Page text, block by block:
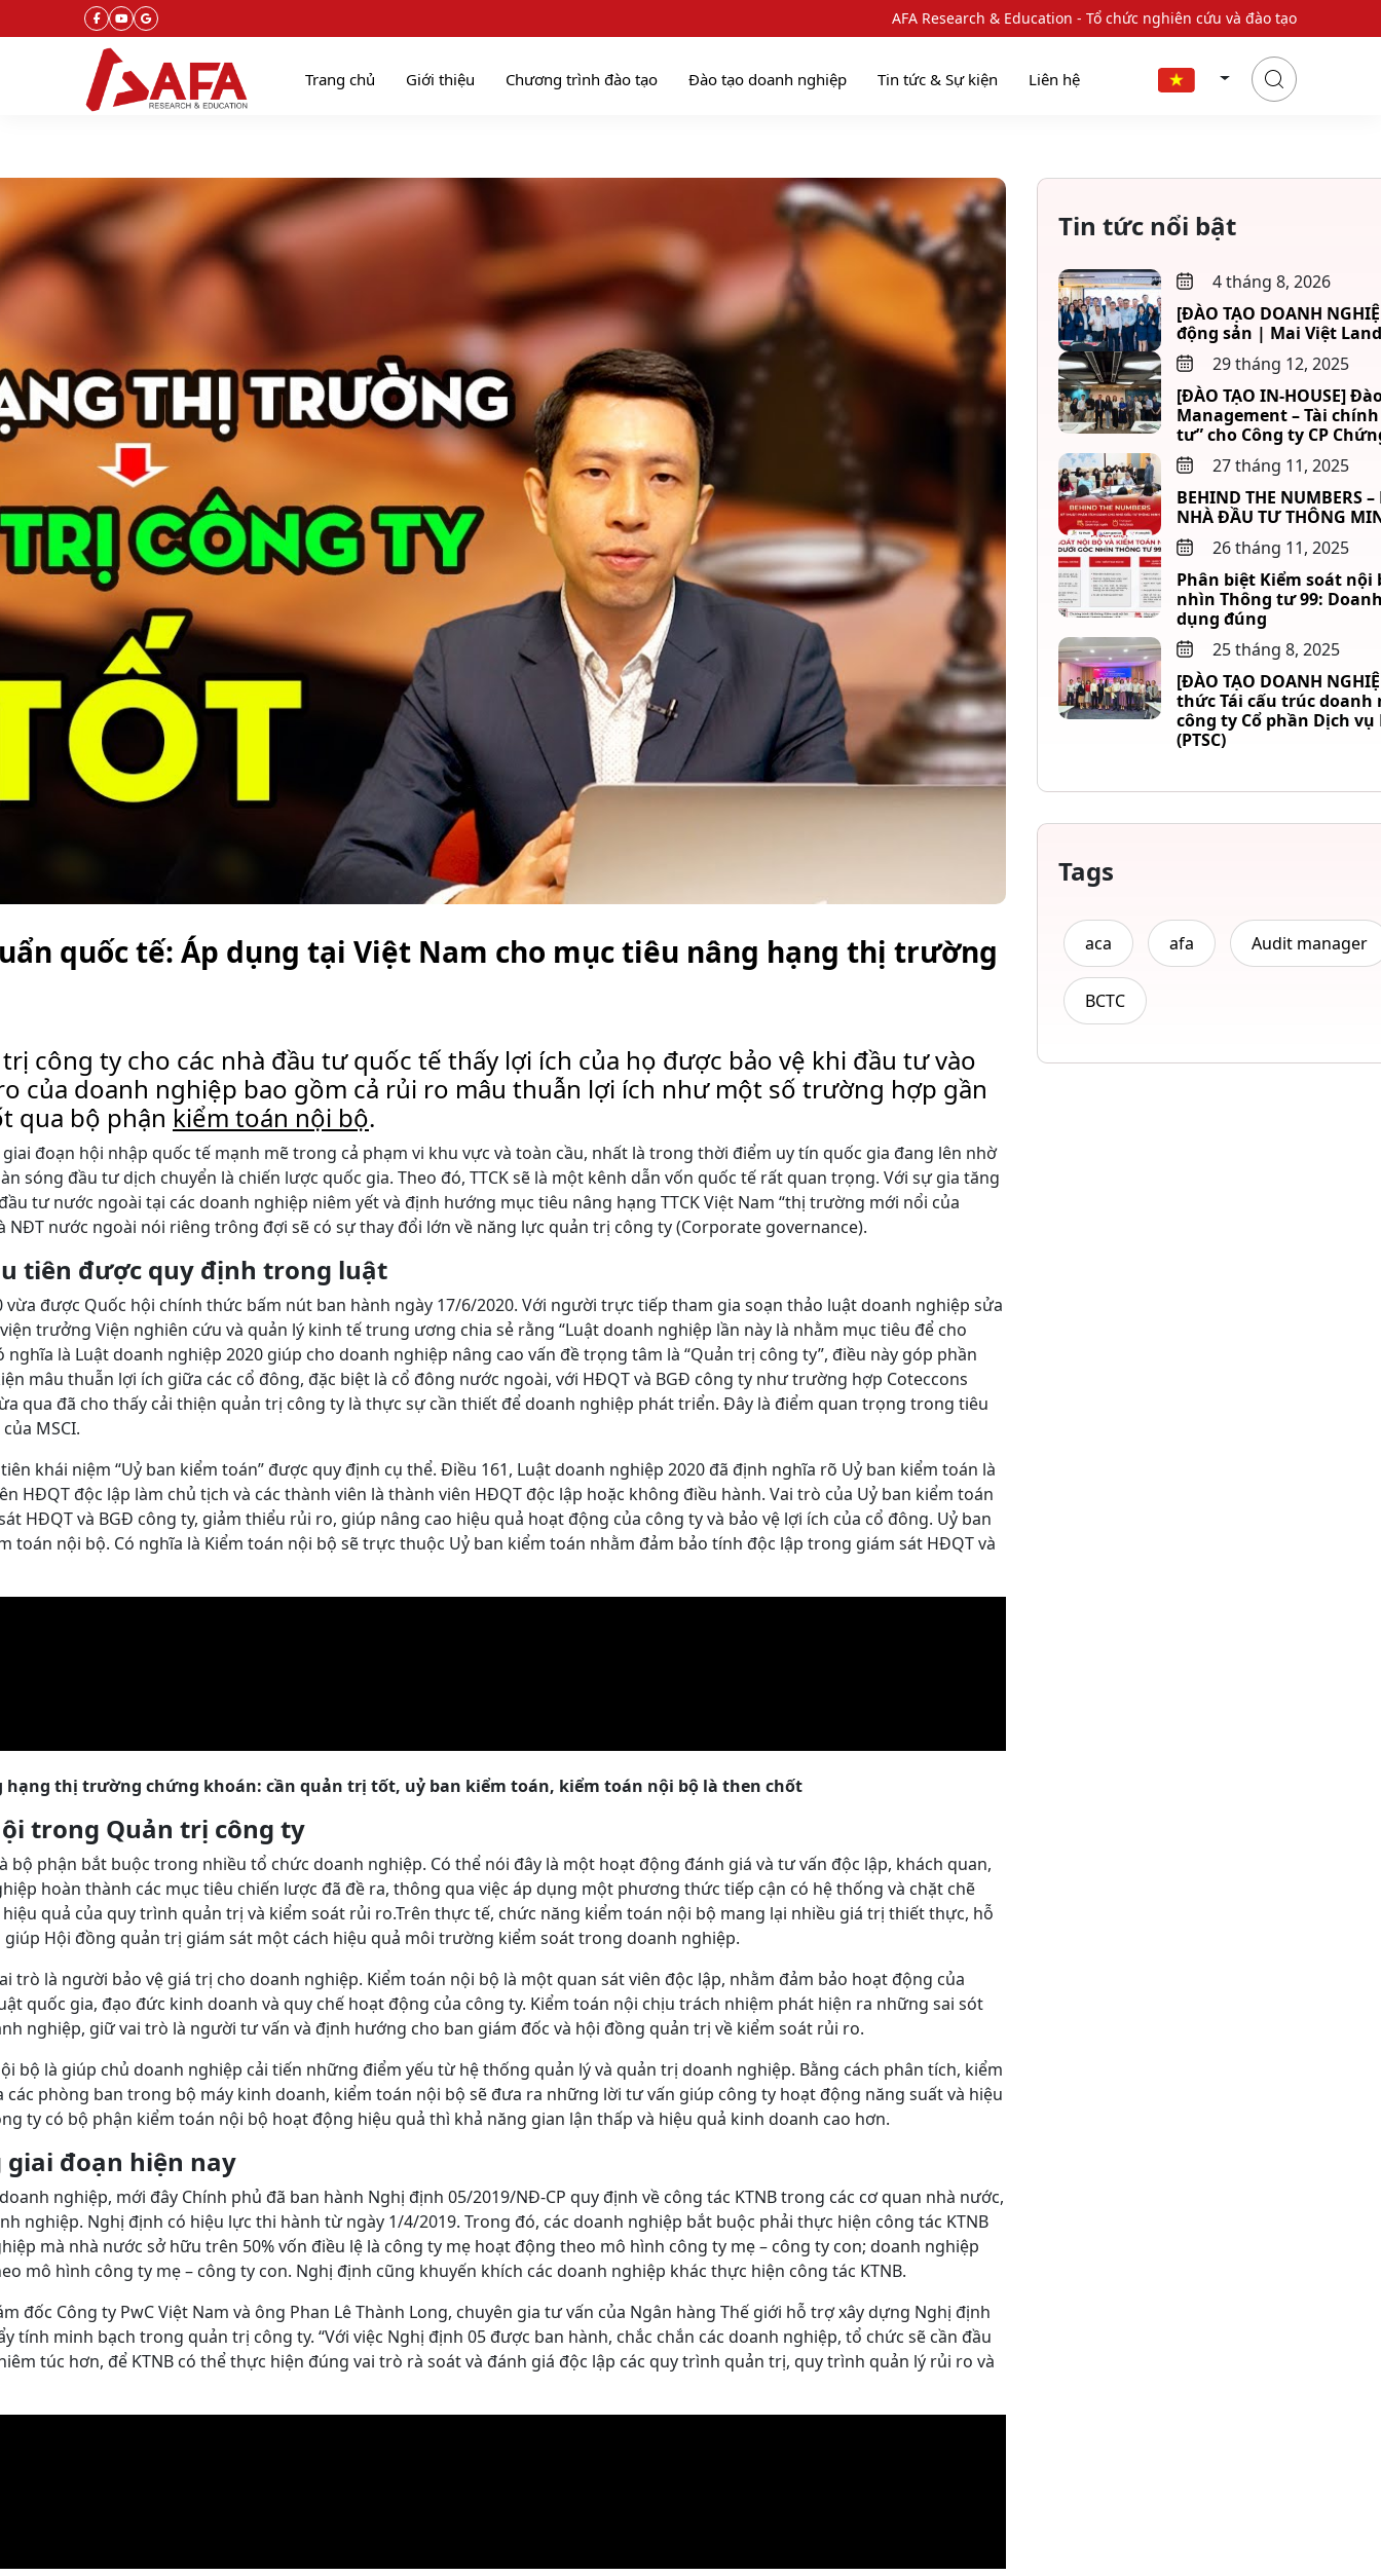
AFA Research & Education - Tổ chức nghiên cứu và đào tạo
Trang chủ Giới thiệu Chương trình đào tạo Đào tạo doanh nghiệp Tin tức & Sự kiện Liên hệ
quốc tế: Áp dụng tại Việt Nam cho mục tiêu nâng hạng thị trường
công ty cho các nhà đầu tư quốc tế thấy lợi ích của họ được bảo vệ khi đầu tư vào
của doanh nghiệp bao gồm cả rủi ro mâu thuẫn lợi ích như một số trường hợp gần
qua bộ phận kiểm toán nội bộ.
đoạn hội nhập quốc tế mạnh mẽ trong cả phạm vi khu vực và toàn cầu, nhất là trong thời điểm uy tín quốc gia đang lên nhờ
sóng đầu tư dịch chuyển là chiến lược quốc gia. Theo đó, TTCK sẽ là một kênh dẫn vốn quốc tế rất quan trọng. Với sự gia tăng
tư nước ngoài tại các doanh nghiệp niêm yết và định hướng mục tiêu nâng hạng TTCK Việt Nam “thị trường mới nổi của
NĐT nước ngoài nói riêng trông đợi sẽ có sự thay đổi lớn về năng lực quản trị công ty (Corporate governance).
tiên được quy định trong luật
được Quốc hội chính thức bấm nút ban hành ngày 17/6/2020. Với người trực tiếp tham gia soạn thảo luật doanh nghiệp sửa
trưởng Viện nghiên cứu và quản lý kinh tế trung ương chia sẻ rằng “Luật doanh nghiệp lần này là nhằm mục tiêu để cho
nghĩa là Luật doanh nghiệp 2020 giúp cho doanh nghiệp nâng cao vấn đề trọng tâm là “Quản trị công ty”, điều này góp phần
mâu thuẫn lợi ích giữa các cổ đông, đặc biệt là cổ đông nước ngoài, với HĐQT và BGĐ công ty như trường hợp Coteccons
qua đã cho thấy cải thiện quản trị công ty là thực sự cần thiết để doanh nghiệp phát triển. Đây là điểm quan trọng trong tiêu
MSCI.
khái niệm “Uỷ ban kiểm toán” được quy định cụ thể. Điều 161, Luật doanh nghiệp 2020 đã định nghĩa rõ Uỷ ban kiểm toán là
HĐQT độc lập làm chủ tịch và các thành viên là thành viên HĐQT độc lập hoặc không điều hành. Vai trò của Uỷ ban kiểm toán
HĐQT và BGĐ công ty, giảm thiểu rủi ro, giúp nâng cao hiệu quả hoạt động của công ty và bảo vệ lợi ích của cổ đông. Uỷ ban
toán nội bộ. Có nghĩa là Kiểm toán nội bộ sẽ trực thuộc Uỷ ban kiểm toán nhằm đảm bảo tính độc lập trong giám sát HĐQT và
hạng thị trường chứng khoán: cần quản trị tốt, uỷ ban kiểm toán, kiểm toán nội bộ là then chốt
trong Quản trị công ty
bộ phận bắt buộc trong nhiều tổ chức doanh nghiệp. Có thể nói đây là một hoạt động đánh giá và tư vấn độc lập, khách quan,
hoàn thành các mục tiêu chiến lược đã đề ra, thông qua việc áp dụng một phương thức tiếp cận có hệ thống và chặt chẽ
quả của quy trình quản trị và kiểm soát rủi ro.Trên thực tế, chức năng kiểm toán nội bộ mang lại nhiều giá trị thiết thực, hỗ
Hội đồng quản trị giám sát một cách hiệu quả môi trường kiểm soát trong doanh nghiệp.
trò là người bảo vệ giá trị cho doanh nghiệp. Kiểm toán nội bộ là một quan sát viên độc lập, nhằm đảm bảo hoạt động của
quốc gia, đạo đức kinh doanh và quy chế hoạt động của công ty. Kiểm toán nội chịu trách nhiệm phát hiện ra những sai sót
nghiệp, giữ vai trò là người tư vấn và định hướng cho ban giám đốc và hội đồng quản trị về kiểm soát rủi ro.
bộ là giúp chủ doanh nghiệp cải tiến những điểm yếu từ hệ thống quản lý và quản trị doanh nghiệp. Bằng cách phân tích, kiểm
phòng ban trong bộ máy kinh doanh, kiểm toán nội bộ sẽ đưa ra những lời tư vấn giúp công ty hoạt động năng suất và hiệu
ty có bộ phận kiểm toán nội bộ hoạt động hiệu quả thì khả năng gian lận thấp và hiệu quả kinh doanh cao hơn.
đoạn hiện nay
nghiệp, mới đây Chính phủ đã ban hành Nghị định 05/2019/NĐ-CP quy định về công tác KTNB trong các cơ quan nhà nước,
nghiệp. Nghị định có hiệu lực thi hành từ ngày 1/4/2019. Trong đó, các doanh nghiệp bắt buộc phải thực hiện công tác KTNB
mà nhà nước sở hữu trên 50% vốn điều lệ là công ty mẹ hoạt động theo mô hình công ty mẹ – công ty con; doanh nghiệp
mô hình công ty mẹ – công ty con. Nghị định cũng khuyến khích các doanh nghiệp khác thực hiện công tác KTNB.
đốc Công ty PwC Việt Nam và ông Phan Lê Thành Long, chuyên gia tư vấn của Ngân hàng Thế giới hỗ trợ xây dựng Nghị định
tính minh bạch trong quản trị công ty. “Với việc Nghị định 05 được ban hành, chắc chắn các doanh nghiệp, tổ chức sẽ cần đầu
túc hơn, để KTNB có thể thực hiện đúng vai trò rà soát và đánh giá độc lập các quy trình quản trị, quy trình quản lý rủi ro và
Tin tức nổi bật
4 tháng 8, 2026
[ĐÀO TẠO DOANH
động sản | Mai Việt Land
29 tháng 12, 2025
[ĐÀO TẠO IN-HOUSE]
Management – Tài
tư” cho Công ty CP
27 tháng 11, 2025
BEHIND THE NUMBERS
NHÀ ĐẦU TƯ THÔNG
26 tháng 11, 2025
Phân biệt Kiểm soát nội
nhìn Thông tư 99:
dụng đúng
25 tháng 8, 2025
[ĐÀO TẠO DOANH
thức Tái cấu trúc doanh
công ty Cổ phần Dịch
(PTSC)
Tags
aca afa Audit manager
BCTC